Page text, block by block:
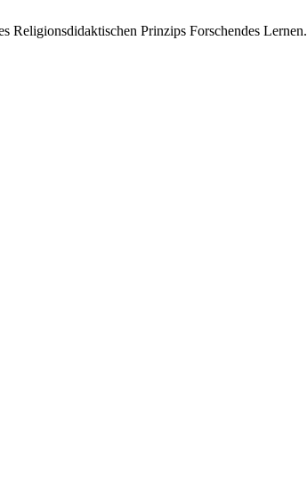
Prinzips Forschendes Lernen.